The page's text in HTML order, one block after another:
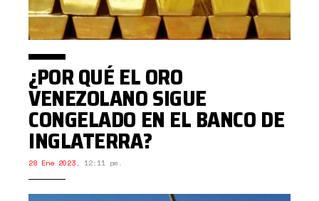
¿POR QUÉ EL ORO
VENEZOLANO SIGUE
CONGELADO EN EL BANCO DE
INGLATERRA?
28 Ene 2023, 12:11 pm.